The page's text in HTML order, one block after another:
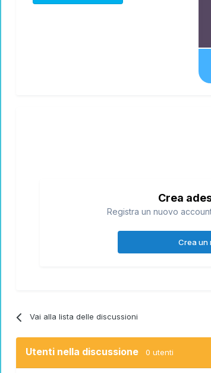
Crea
Registra un nuovo
Crea un
Vai alla lista delle discussioni
Utenti nella discussione 0 utenti